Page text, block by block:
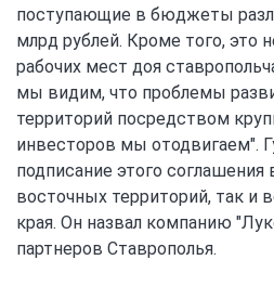
поступающие в бюджеты
млрд рублей. Кроме того, это
рабочих мест доя
мы видим, что проблемы
территорий посредством
инвесторов мы отодвигаем".
подписание этого
восточных территорий, так и
края. Он назвал компанию
партнеров Ставрополья.